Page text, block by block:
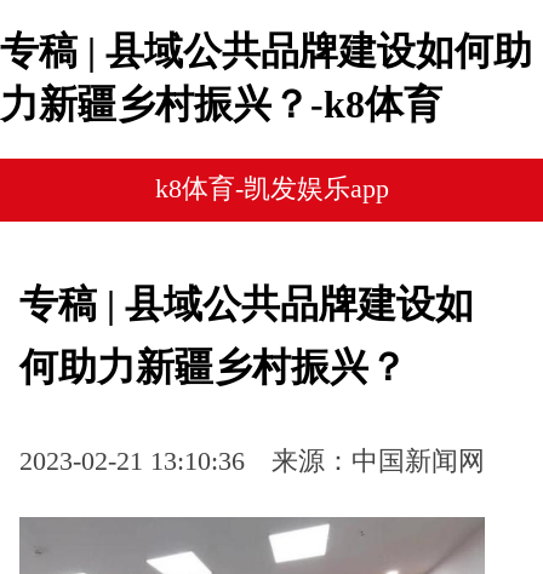
专稿 | 县域公共品牌建设如何助
力新疆乡村振兴？-k8体育
k8体育-凯发娱乐app
专稿 | 县域公共品牌建设如
何助力新疆乡村振兴？
2023-02-21 13:10:36 来源：中国新闻网